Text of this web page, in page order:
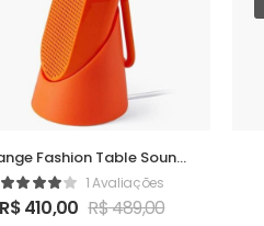
Fashion Table Sound
Maker1 Avaliações
R$410,00 R$489,00